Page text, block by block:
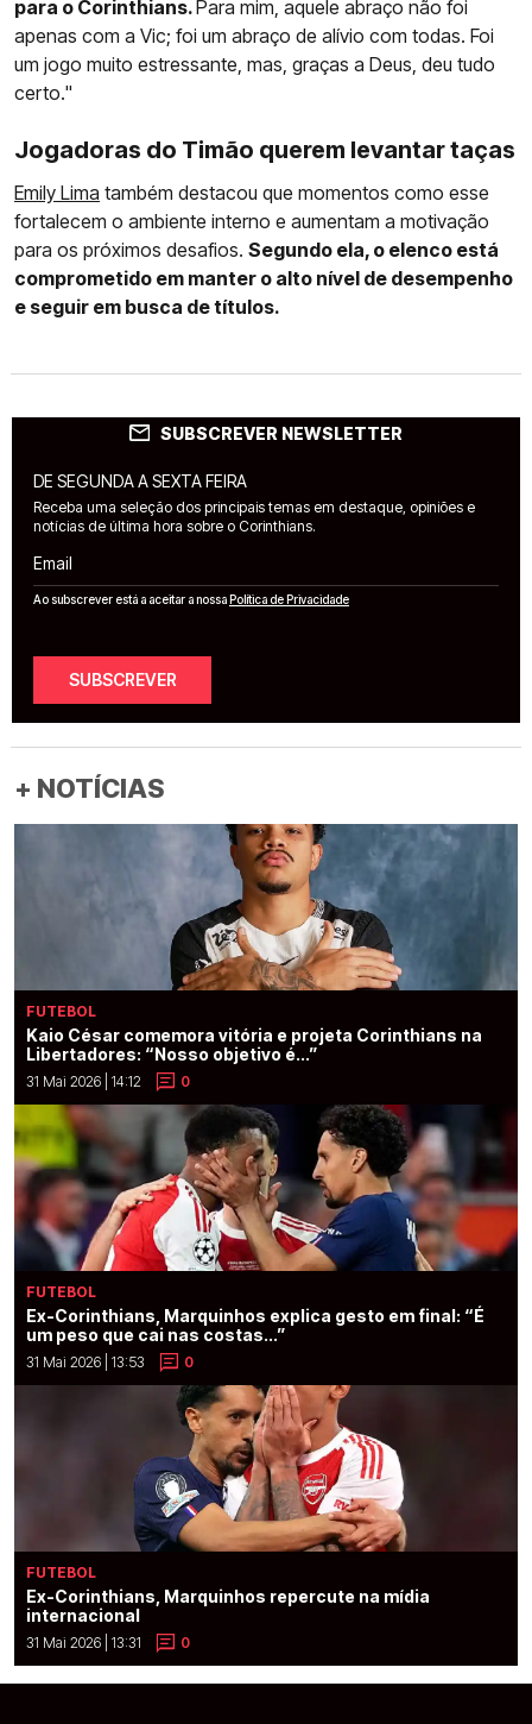
para o Corinthians.Para mim, aquele abraço não foi
apenas com a Vic; foi um abraço de alívio com todas. Foi
um jogo muito estressante, mas, graças a Deus, deu tudo
certo."
Jogadoras do Timão querem levantar taças
Emily Lima também destacou que momentos como esse
fortalecem o ambiente interno e aumentam a motivação
para os próximos desafios. Segundo ela, o elenco está
comprometido em manter o alto nível de desempenho
e seguir em busca de títulos.
SUBSCREVER NEWSLETTER
DE SEGUNDA A SEXTA FEIRA
Receba uma seleção dos principais temas em destaque, opiniões e
notícias de última hora sobre o Corinthians.
Email
Ao subscrever está a aceitar a nossaPolítica de Privacidade
SUBSCREVER
+ NOTÍCIAS
FUTEBOL
Kaio César comemora vitória e projeta Corinthians na
Libertadores: “Nosso objetivo é...”
31 Mai 2026 | 14:12 0
FUTEBOL
Ex-Corinthians, Marquinhos explica gesto em final: “É
um peso que cai nas costas...”
31 Mai 2026 | 13:53 0
FUTEBOL
Ex-Corinthians, Marquinhos repercute na mídia
internacional
31 Mai 2026 | 13:31 0